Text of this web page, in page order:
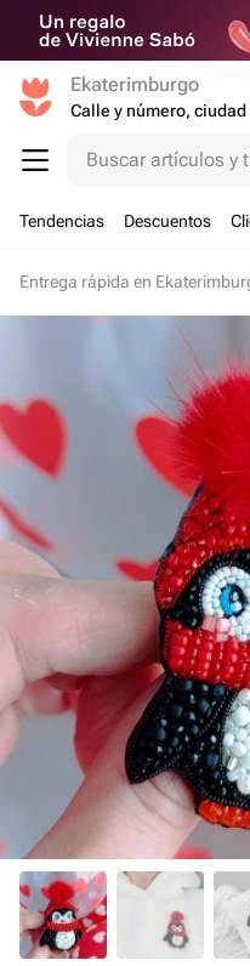
Ekaterimburgo
Calle y número, ciudad
Buscar artículos y
Tendencias Descuentos
Entrega rápida en